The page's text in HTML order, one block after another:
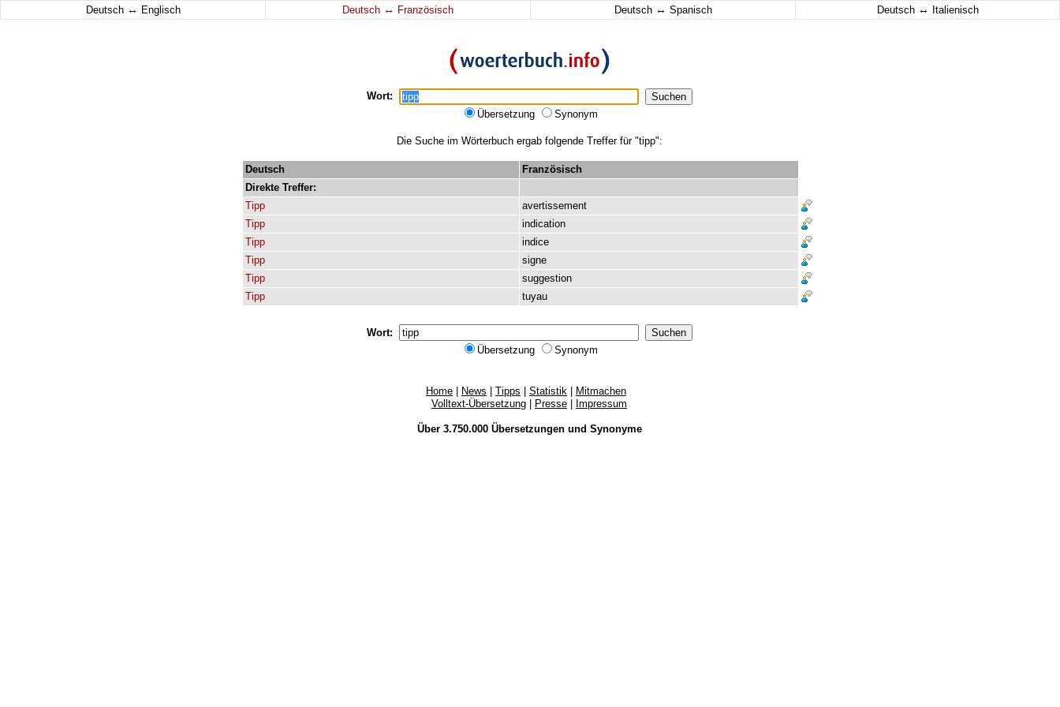
Deutsch ↔ Englisch Deutsch ↔ Französisch Deutsch ↔ Spanisch Deutsch ↔ Italienisch
Wort:
Übersetzung
Synonym
Die Suche im Wörterbuch ergab folgende Treffer für "tipp":
Deutsch
Französisch
Direkte Treffer:
Tipp
avertissement
Tipp
indication
Tipp
indice
Tipp
signe
Tipp
suggestion
Tipp
tuyau
Wort:
Übersetzung
Synonym
Home News Tipps Statistik
Mitmachen
Volltext-Übersetzung
Presse Impressum
Über 3.750.000 Übersetzungenund Synonyme